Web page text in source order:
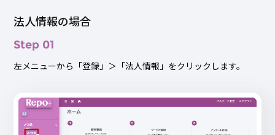
法人情報の場合
Step 01
左メニューから「登録」＞「法人情報」をクリックします。